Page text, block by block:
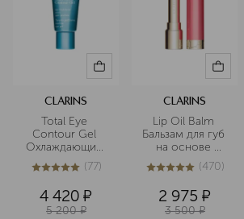
CLARINS
Total Eye
Contour Gel
Охлаждающий
гель для
устранения
усталости
вокруг глаз
5из 577 (77)
4 420 ¤
5 200 ¤
CLARINS
Lip Oil Balm
Бальзам для губ
на основе
масел
4.9из5470 (470)
2 975 ¤
3 500 ¤